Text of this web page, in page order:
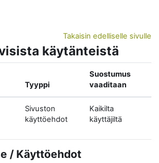
Takaisin edelliselle sivulle
käytänteistä
Tyyppi
Suostumus
vaaditaan
Sivuston
käyttöehdot
Kaikilta
käyttäjiltä
/ Käyttöehdot